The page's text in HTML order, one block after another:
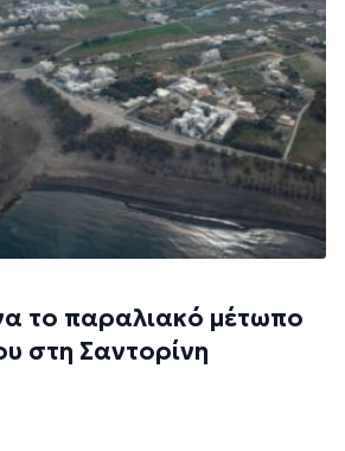
το παραλιακό μέτωπο
στη Σαντορίνη